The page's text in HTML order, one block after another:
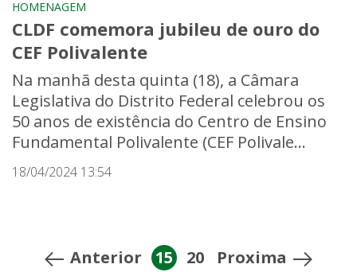
HOMENAGEM
CLDF comemora jubileu de ouro do
CEF Polivalente
Na manhã desta quinta (18), a Câmara
Legislativa do Distrito Federal celebrou os
50 anos de existência do Centro de Ensino
Fundamental Polivalente (CEF Polivale...
18/04/2024 13:54
Anterior 15 20 Proxima